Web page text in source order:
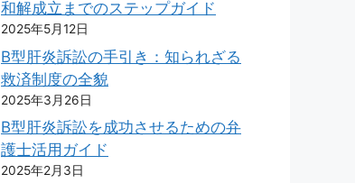
和解成立までのステップガイド
2025年5月12日
B型肝炎訴訟の手引き：知られざる
救済制度の全貌
2025年3月26日
B型肝炎訴訟を成功させるための弁
護士活用ガイド
2025年2月3日